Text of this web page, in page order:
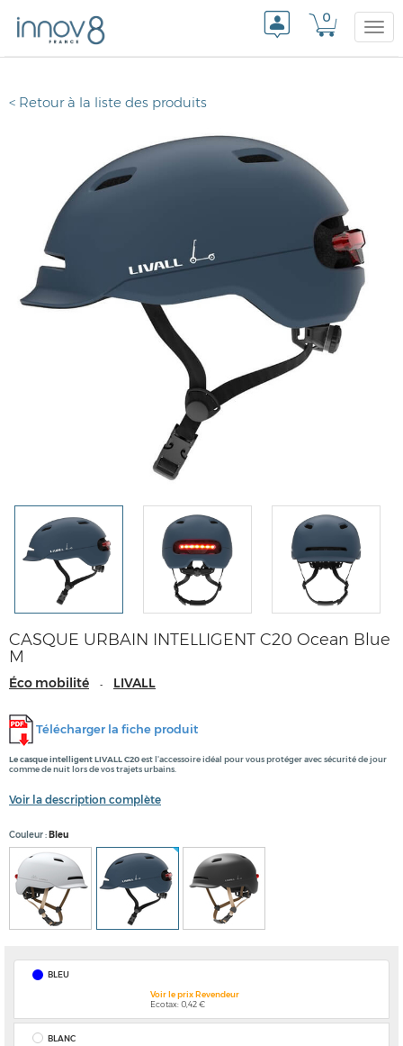
0
< Retour à la liste des produits
CASQUE URBAIN INTELLIGENT C20 Ocean Blue
M
Éco mobilité - LIVALL
Télécharger la fiche produit
Le casque intelligent LIVALL C20est l'accessoire idéal pour vous protéger avec sécurité de jour
comme de nuit lors de vos trajets urbains.
Voir la description complète
Couleur Bleu
BLEU
Voir le prix Revendeur
Ecotax: 0,42 €
BLANC